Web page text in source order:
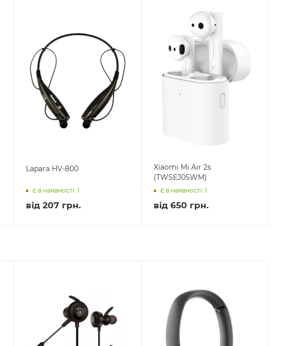
Lapara HV-800
Є в наявності: 1
від 207 грн.
Xiaomi Mi Air 2s
(TWSEJ05WM)
Є в наявності: 1
від 650 грн.